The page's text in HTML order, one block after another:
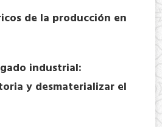
de la producción en
industrial:
y desmaterializar el